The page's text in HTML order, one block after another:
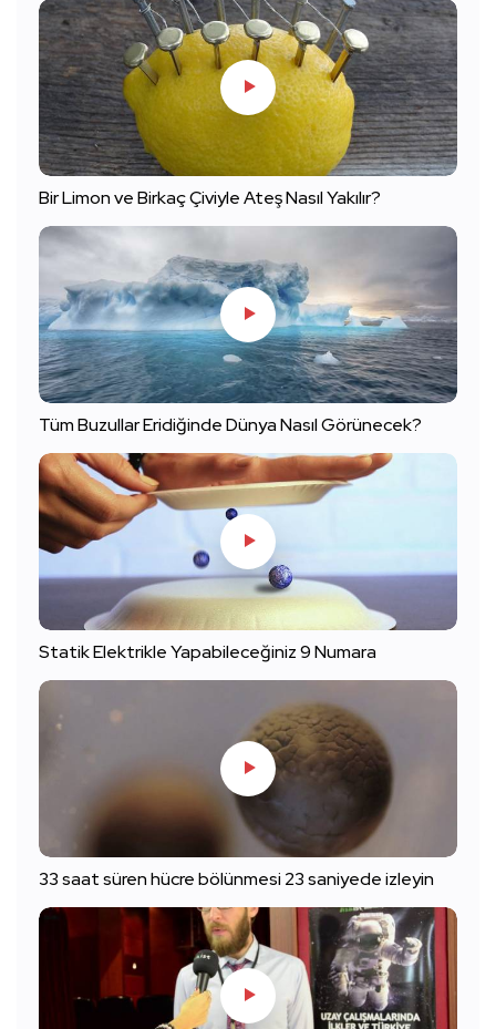
Bir Limon ve Birkaç Çiviyle Ateş Nasıl Yakılır?
Tüm Buzullar Eridiğinde Dünya Nasıl Görünecek?
Statik Elektrikle Yapabileceğiniz 9 Numara
33 saat süren hücre bölünmesi 23 saniyede izleyin